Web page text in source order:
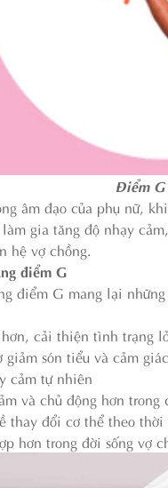
Điểm G
âm đạo của phụ nữ,
gia tăng độ nhạy
hệ vợ chồng.
điểm G
điểm G mang lại
cải thiện tình trạng
són tiểu và cảm
cảm tự nhiên
và chủ động hơn trong
thay đổi cơ thể theo thời
hơn trong đời sống vợ